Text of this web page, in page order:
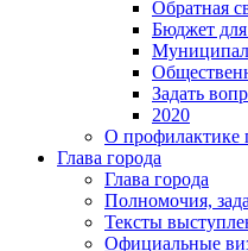
Обратная
Бюджет
Задать
2020
О профилактике
Глава города
Глава города
Полномочия,
Тексты
Официальные